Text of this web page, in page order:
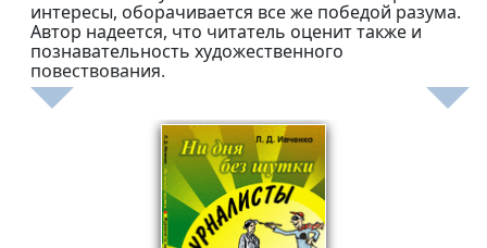
интересы, оборачивается все же победой разума.
Автор надеется, что читатель оценит также и
познавательность художественного
повествования.